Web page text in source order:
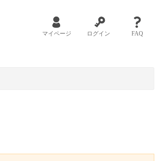
マイページ ログイン FAQ